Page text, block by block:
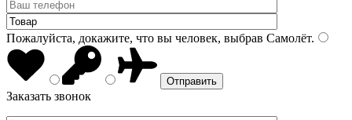
Пожалуйста, докажите, что вы человек, выбрав Самолёт.
Заказать звонок